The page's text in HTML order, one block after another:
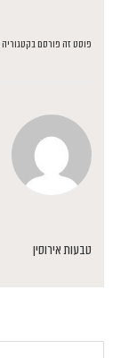
פוסט זה פורסם בקטגוריה
טבעות אירוסין